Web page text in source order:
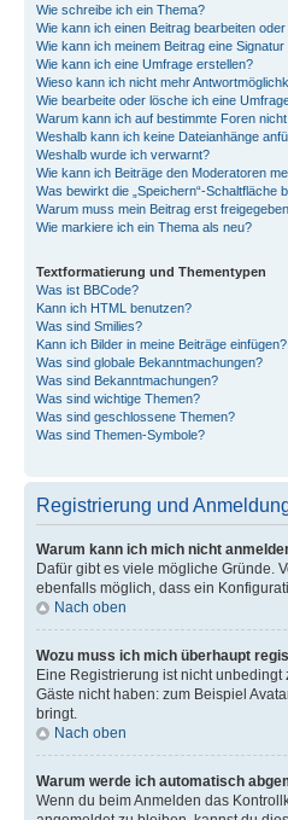
Wie schreibe ich ein Thema?
Wie kann ich einen Beitrag bearbeiten
Wie kann ich meinem Beitrag eine Signatur
Wie kann ich eine Umfrage erstellen?
Wieso kann ich nicht mehr
Wie bearbeite oder lösche ich eine
Warum kann ich auf bestimmte Foren
Weshalb kann ich keine Dateianhänge
Weshalb wurde ich verwarnt?
Wie kann ich Beiträge den Moderatoren
Was bewirkt die „Speichern“-Schaltfläche
Warum muss mein Beitrag erst
Wie markiere ich ein Thema als neu?
Textformatierung und Thementypen
Was ist BBCode?
Kann ich HTML benutzen?
Was sind Smilies?
Kann ich Bilder in meine Beiträge einfügen?
Was sind globale Bekanntmachungen?
Was sind Bekanntmachungen?
Was sind wichtige Themen?
Was sind geschlossene Themen?
Was sind Themen-Symbole?
Registrierung und
Warum kann ich mich nicht
Dafür gibt es viele mögliche Gründe.
ebenfalls möglich, dass ein
Nach oben
Wozu muss ich mich überhaupt
Eine Registrierung ist nicht
Gäste nicht haben: zum Beispiel
bringt.
Nach oben
Warum werde ich automatisch
Wenn du beim Anmelden das